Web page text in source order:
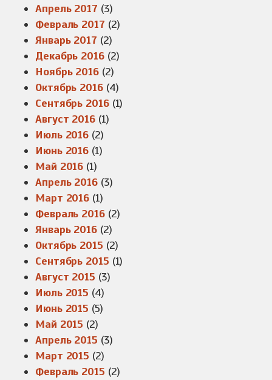
Апрель 2017 (3)
Февраль 2017 (2)
Январь 2017 (2)
Декабрь 2016(2)
Ноябрь 2016(2)
Октябрь 2016(4)
Сентябрь 2016(1)
Август 2016(1)
Июль 2016 (2)
Июнь 2016 (1)
Май 2016 (1)
Апрель 2016(3)
Март 2016 (1)
Февраль 2016(2)
Январь 2016(2)
Октябрь 2015 (2)
Сентябрь 2015 (1)
Август 2015 (3)
Июль 2015 (4)
Июнь 2015 (5)
Май 2015 (2)
Апрель 2015 (3)
Март 2015 (2)
Февраль 2015 (2)